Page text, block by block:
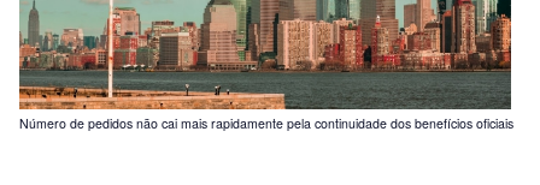
Número de pedidos não cai mais rapidamente pela continuidade dos benefícios oficiais